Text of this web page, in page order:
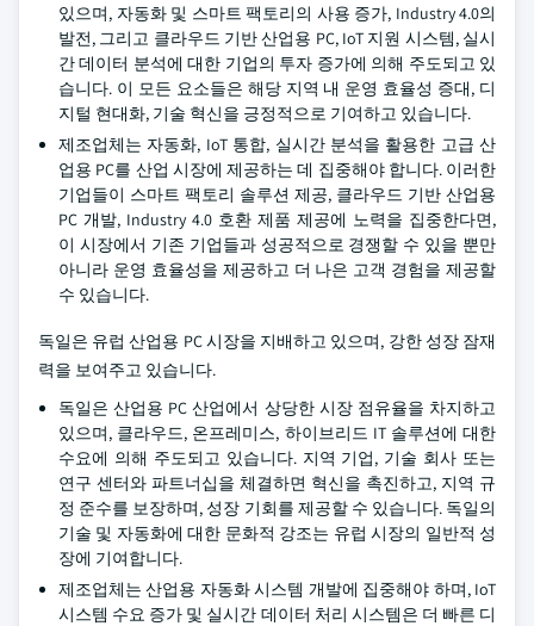
있으며, 자동화 및 스마트 팩토리의 사용 증가, Industry 4.0의
발전, 그리고 클라우드 기반 산업용 PC, IoT 지원 시스템, 실시
간 데이터 분석에 대한 기업의 투자 증가에 의해 주도되고 있
습니다. 이 모든 요소들은 해당 지역 내 운영 효율성 증대, 디
지털 현대화, 기술 혁신을 긍정적으로 기여하고 있습니다.
제조업체는 자동화, IoT 통합, 실시간 분석을 활용한 고급 산
업용 PC를 산업 시장에 제공하는 데 집중해야 합니다. 이러한
기업들이 스마트 팩토리 솔루션 제공, 클라우드 기반 산업용
PC 개발, Industry 4.0 호환 제품 제공에 노력을 집중한다면,
이 시장에서 기존 기업들과 성공적으로 경쟁할 수 있을 뿐만
아니라 운영 효율성을 제공하고 더 나은 고객 경험을 제공할
수 있습니다.
독일은 유럽 산업용 PC 시장을 지배하고 있으며, 강한 성장 잠재
력을 보여주고 있습니다.
독일은 산업용 PC 산업에서 상당한 시장 점유율을 차지하고
있으며, 클라우드, 온프레미스, 하이브리드 IT 솔루션에 대한
수요에 의해 주도되고 있습니다. 지역 기업, 기술 회사 또는
연구 센터와 파트너십을 체결하면 혁신을 촉진하고, 지역 규
정 준수를 보장하며, 성장 기회를 제공할 수 있습니다. 독일의
기술 및 자동화에 대한 문화적 강조는 유럽 시장의 일반적 성
장에 기여합니다.
제조업체는 산업용 자동화 시스템 개발에 집중해야 하며, IoT
시스템 수요 증가 및 실시간 데이터 처리 시스템은 더 빠른 디